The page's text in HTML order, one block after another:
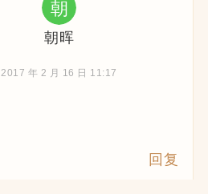
朝晖
2017 年 2 月 16 日 11:17
回复